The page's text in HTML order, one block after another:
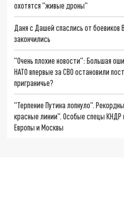
охотятся "живые дроны"
Даня с Дашей спаслись от
закончились
"Очень плохие новости": Большая
НАТО впервые за СВО остановили
приграничье?
"Терпение Путина лопнуло".
красные линии". Особые спецы КНДР
Европы и Москвы